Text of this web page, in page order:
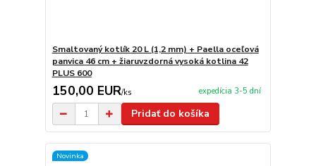
Smaltovaný kotlík 20 L (1,2 mm) + Paella oceľová
panvica 46 cm + žiaruvzdorná vysoká kotlina 42
PLUS 600
150,00 EUR/ks expedícia 3-5 dní
Pridať do košíka
Novinka